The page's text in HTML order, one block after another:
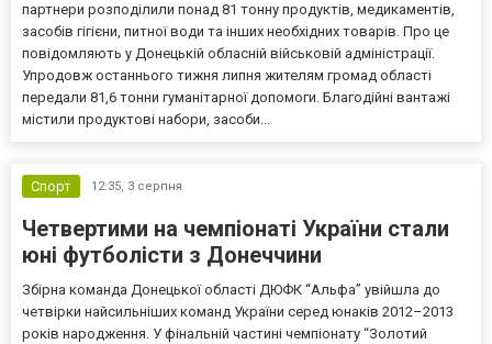
партнери розподілили понад 81 тонну продуктів, медикаментів,
засобів гігієни, питної води та інших необхідних товарів. Про це
повідомляють у Донецькій обласній військовій адміністрації.
Упродовж останнього тижня липня жителям громад області
передали 81,6 тонни гуманітарної допомоги. Благодійні вантажі
містили продуктові набори, засоби...
Спорт 12:35, 3 серпня
Четвертими на чемпіонаті України стали
юні футболісти з Донеччини
Збірна команда Донецької області ДЮФК “Альфа” увійшла до
четвірки найсильніших команд України серед юнаків 2012–2013
років народження. У фінальній частині чемпіонату “Золотий